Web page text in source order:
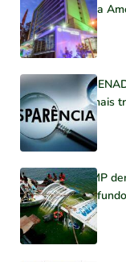
na
mais
MP